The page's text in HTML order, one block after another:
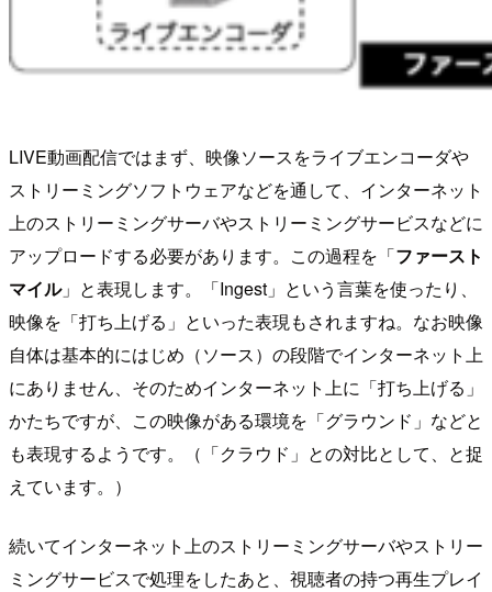
LIVE動画配信ではまず、映像ソースをライブエンコーダや
ストリーミングソフトウェアなどを通して、インターネット
上のストリーミングサーバやストリーミングサービスなどに
アップロードする必要があります。この過程を「ファースト
マイル」と表現します。「Ingest」という言葉を使ったり、
映像を「打ち上げる」といった表現もされますね。なお映像
自体は基本的にはじめ（ソース）の段階でインターネット上
にありません、そのためインターネット上に「打ち上げる」
かたちですが、この映像がある環境を「グラウンド」などと
も表現するようです。（「クラウド」との対比として、と捉
えています。）
続いてインターネット上のストリーミングサーバやストリー
ミングサービスで処理をしたあと、視聴者の持つ再生プレイ